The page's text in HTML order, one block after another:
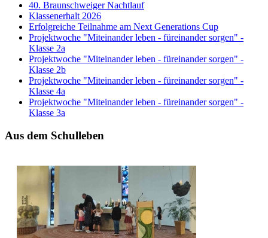
40. Braunschweiger Nachtlauf
Klassenerhalt 2026
Erfolgreiche Teilnahme am Next Generations Cup
Projektwoche "Miteinander leben - füreinander sorgen" -
Klasse 2a
Projektwoche "Miteinander leben - füreinander sorgen" -
Klasse 2b
Projektwoche "Miteinander leben - füreinander sorgen" -
Klasse 4a
Projektwoche "Miteinander leben - füreinander sorgen" -
Klasse 3a
Aus dem Schulleben